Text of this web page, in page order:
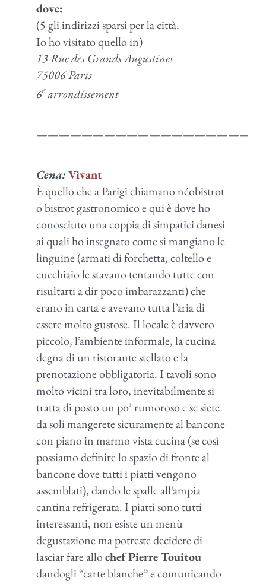
dove:
(5 gli indirizzi sparsi per la città.
Io ho visitato quello in)
13 Rue des Grands Augustines
75006 Paris
6earrondissement
Cena:Vivant
È quello che a Parigi chiamano néobistrot
o bistrot gastronomico e qui è dove ho
conosciuto una coppia di simpatici danesi
ai quali ho insegnato come si mangiano le
linguine (armati di forchetta, coltello e
cucchiaio le stavano tentando tutte con
risultarti a dir poco imbarazzanti) che
erano in carta e avevano tutta l’aria di
essere molto gustose. Il locale è davvero
piccolo, l’ambiente informale, la cucina
degna di un ristorante stellato e la
prenotazione obbligatoria. I tavoli sono
molto vicini tra loro, inevitabilmente si
tratta di posto un po’ rumoroso e se siete
da soli mangerete sicuramente al bancone
con piano in marmo vista cucina (se così
possiamo definire lo spazio di fronte al
bancone dove tutti i piatti vengono
assemblati), dando le spalle all’ampia
cantina refrigerata. I piatti sono tutti
interessanti, non esiste un menù
degustazione ma potreste decidere di
lasciar fare allochef Pierre Touitou
dandogli “carte blanche” e comunicando